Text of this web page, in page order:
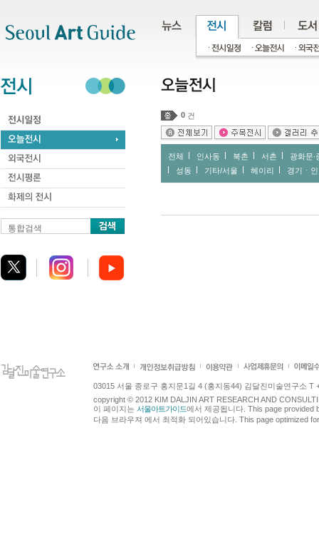
통합검색
0 건
전체 인사동 북촌 서촌
광화문∙
성동
기타/서울 헤이리 경기ㆍ
03015 서울 종로구 홍지문1길 4 (홍지동44) 김달진미술연구소 T
copyright © 2012 KIM DALJIN ART RESEARCH AND
이 페이지는 서울아트가이드에서 제공됩니다. This page provided
다음 브라우져 에서 최적화 되어있습니다. This page optimized